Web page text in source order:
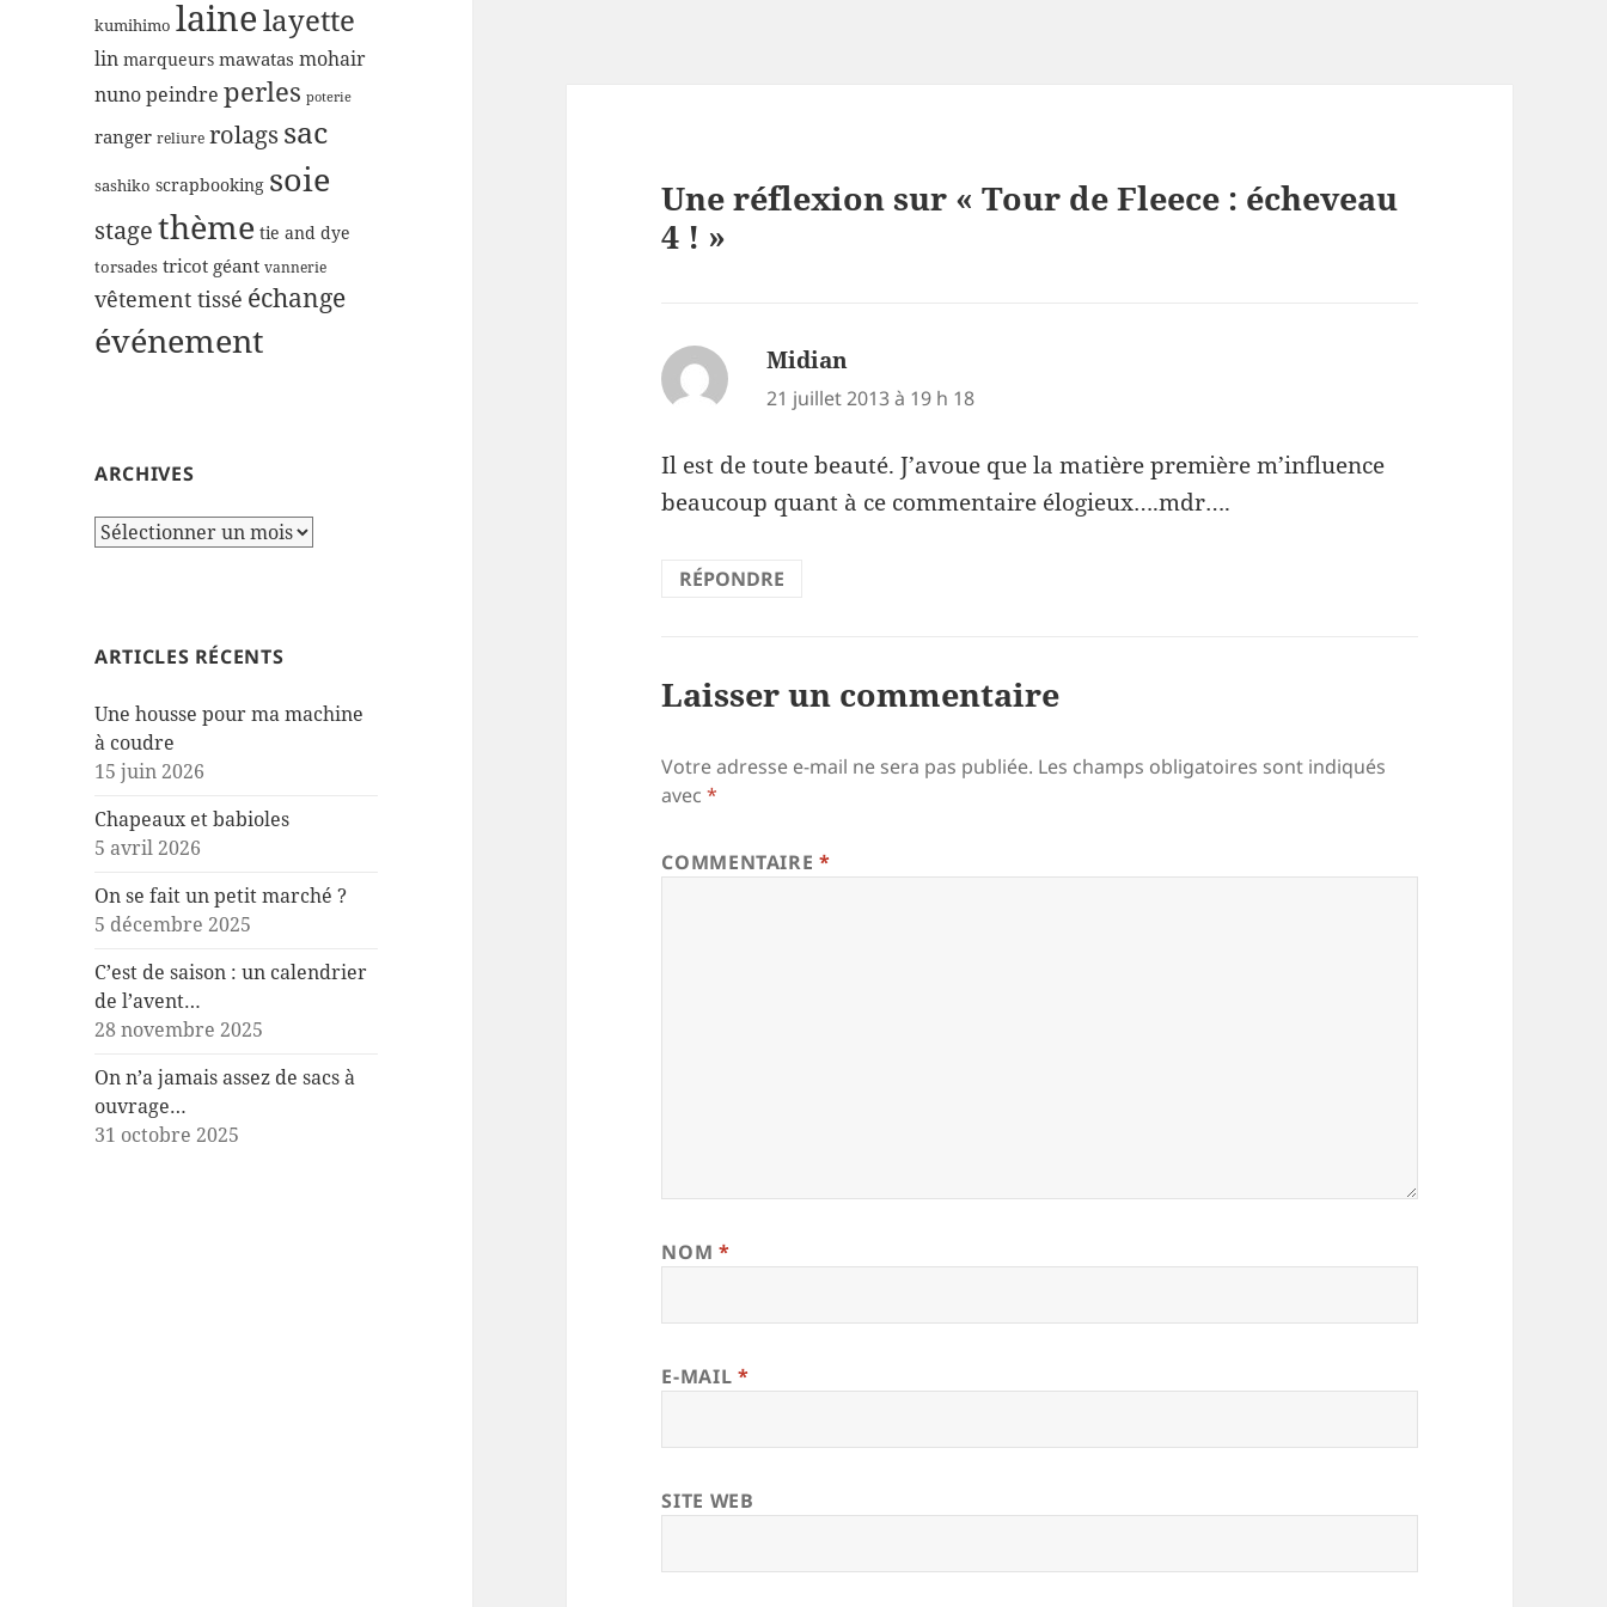
kumihimo lainelayette
lin marqueurs mawatas mohair
nunopeindre perles poterie
ranger reliure rolags sac
sashiko scrapbooking soie
stagethème tie and dye
torsades tricot géant vannerie
vêtement tissé échange
événement
ARCHIVES
Archives
ARTICLES RÉCENTS
Une housse pour ma machine
à coudre
15 juin 2026
Chapeaux et babioles
5 avril 2026
On se fait un petit marché ?
5 décembre 2025
C’est de saison : un calendrier
de l’avent…
28 novembre 2025
On n’a jamais assez de sacs à
ouvrage…
31 octobre 2025
Une réflexion sur « Tour de Fleece : écheveau
4 ! »
Midian
21 juillet 2013 à 19 h 18
Il est de toute beauté. J’avoue que la matière première m’influence
beaucoup quant à ce commentaire élogieux….mdr….
RÉPONDRE
Laisser un commentaire
Votre adresse e-mail ne sera pas publiée. Les champs obligatoires sont indiqués
avec*
COMMENTAIRE*
NOM *
E-MAIL *
SITE WEB